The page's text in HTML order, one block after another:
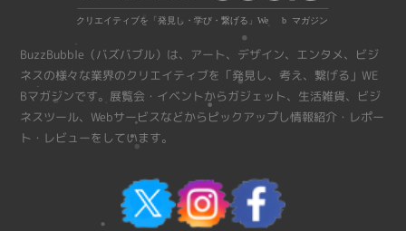
BuzzBubble（バズバブル）は、アート、デザイン、エンタメ、ビジ
ネスの様々な業界のクリエイティブを「発見し、考え、繋げる」WE
Bマガジンです。展覧会・イベントからガジェット、生活雑貨、ビジ
ネスツール、Webサービスなどからピックアップし情報紹介・レポー
ト・レビューをしています。